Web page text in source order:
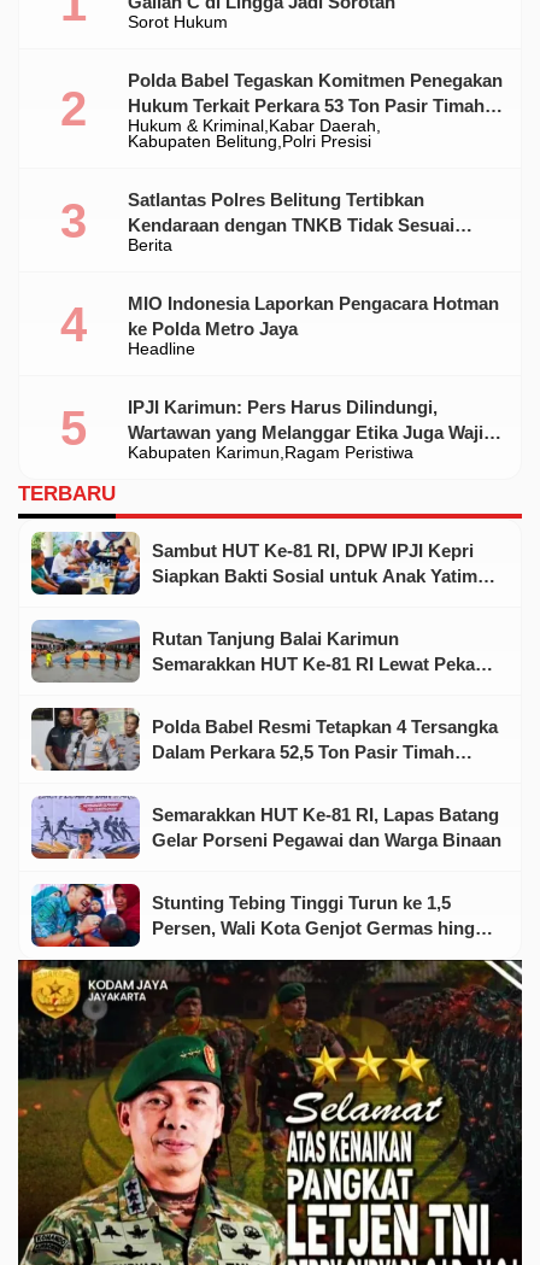
Sorot Hukum
Hukum & Kriminal Kabar Daerah
Kabupaten Belitung Polri Presisi
Polda Babel Tegaskan Komitmen Penegakan
Hukum Terkait Perkara 53 Ton Pasir Timah
Ilegal Di Belitung
Berita
Satlantas Polres Belitung Tertibkan
Kendaraan dengan TNKB Tidak Sesuai
Standar
Headline
MIO Indonesia Laporkan Pengacara Hotman
ke Polda Metro Jaya
Kabupaten Karimun Ragam Peristiwa
IPJI Karimun: Pers Harus Dilindungi,
Wartawan yang Melanggar Etika Juga Wajib
Dikoreksi
TERBARU
Sambut HUT Ke-81 RI, DPW IPJI Kepri
Siapkan Bakti Sosial untuk Anak Yatim
Rutan Tanjung Balai Karimun
Semarakkan HUT Ke-81 RI Lewat Pekan
Polda Babel Resmi Tetapkan 4 Tersangka
Dalam Perkara 52,5 Ton Pasir Timah
Semarakkan HUT Ke-81 RI, Lapas Batang
Gelar Porseni Pegawai dan Warga Binaan
Stunting Tebing Tinggi Turun ke 1,5
Persen, Wali Kota Genjot Germas hingga